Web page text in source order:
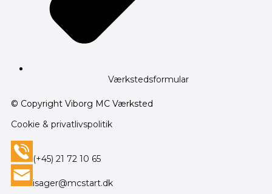
Værkstedsformular
© Copyright Viborg MC Værksted
Cookie & privatlivspolitik
(+45) 21 72 10 65
isager@mcstart.dk